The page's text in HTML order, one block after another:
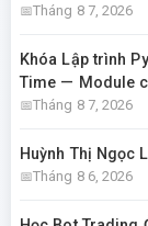
Tháng 8 7, 2026
Khóa Lập trình
Time — Module
Tháng 8 7, 2026
Huỳnh Thị Ngọc
Tháng 8 6, 2026